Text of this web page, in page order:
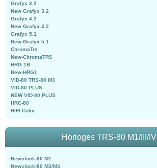
Grafyx 3.2
New Grafyx 3.2
Grafyx 4.2
New Grafyx 4.2
Grafyx 5.1
New Grafyx 5.1
ChromaTrs
New-ChromaTRS
HRG 1B
New-HRG1
VID-80 TRS-80 M3
VID-80 PLUS
NEW VID-80 PLUS
HRC-80
HIFI Color
Horloges TRS-80 M1/III/IV
Newclock-80 M1
Newclock-80 M3/M4